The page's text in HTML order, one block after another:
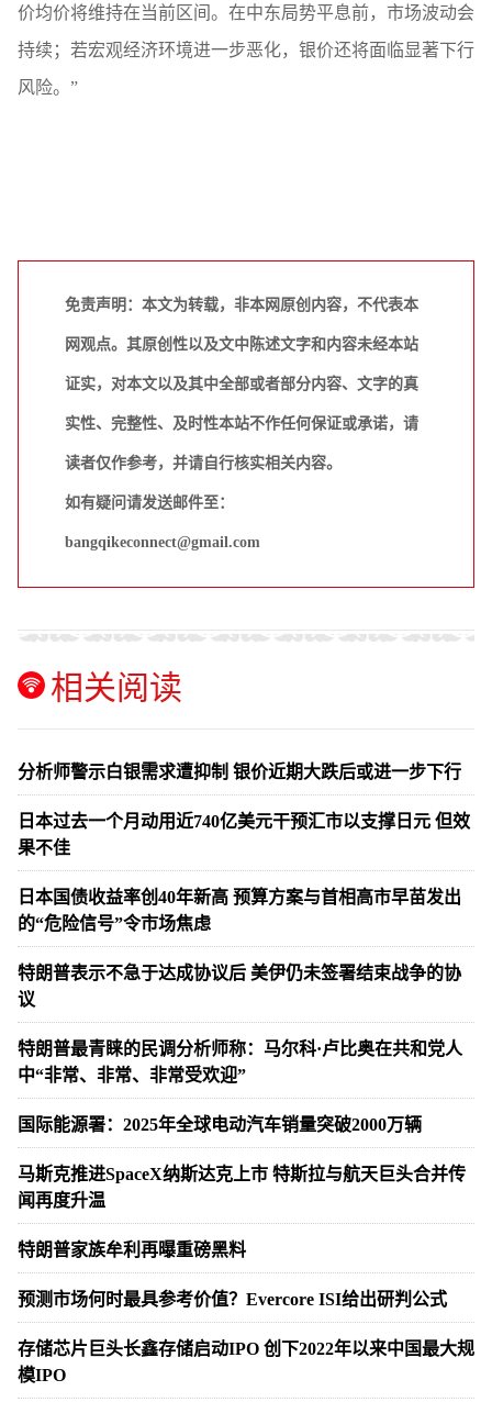
价均价将维持在当前区间。在中东局势平息前，市场波动会
持续；若宏观经济环境进一步恶化，银价还将面临显著下行
风险。”
免责声明：本文为转载，非本网原创内容，不代表本
网观点。其原创性以及文中陈述文字和内容未经本站
证实，对本文以及其中全部或者部分内容、文字的真
实性、完整性、及时性本站不作任何保证或承诺，请
读者仅作参考，并请自行核实相关内容。
如有疑问请发送邮件至：
bangqikeconnect@gmail.com
相关阅读
分析师警示白银需求遭抑制 银价近期大跌后或进一步下行
日本过去一个月动用近740亿美元干预汇市以支撑日元 但效
果不佳
日本国债收益率创40年新高 预算方案与首相高市早苗发出
的“危险信号”令市场焦虑
特朗普表示不急于达成协议后 美伊仍未签署结束战争的协
议
特朗普最青睐的民调分析师称：马尔科·卢比奥在共和党人
中“非常、非常、非常受欢迎”
国际能源署：2025年全球电动汽车销量突破2000万辆
马斯克推进SpaceX纳斯达克上市 特斯拉与航天巨头合并传
闻再度升温
特朗普家族牟利再曝重磅黑料
预测市场何时最具参考价值？Evercore ISI给出研判公式
存储芯片巨头长鑫存储启动IPO 创下2022年以来中国最大规
模IPO